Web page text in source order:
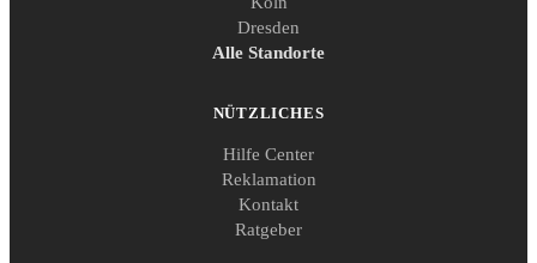
Dresden
Alle Standorte
NÜTZLICHES
Hilfe Center
Reklamation
Kontakt
Ratgeber